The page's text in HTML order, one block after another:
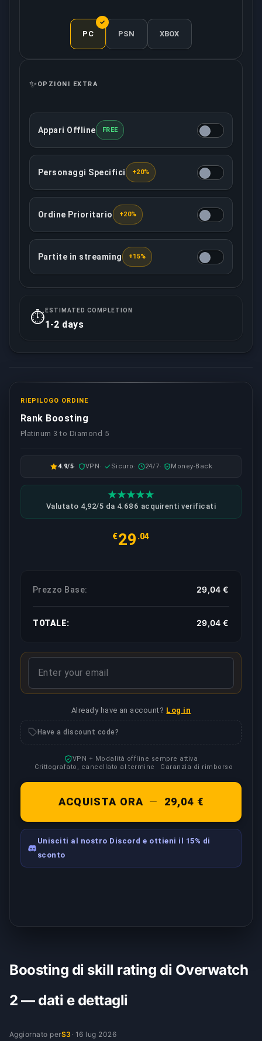
PC PSN XBOX
✨ OPZIONI EXTRA
Questa opzione renderà il tuo account offline
Appari Offline FREE
Puoi determinare con quali personaggi giocherà
Personaggi Specifici +20%
Questa opzione garantisce che il tuo ordine
Ordine Prioritario +20%
Il booster assegnato registrerà/trasmetterà in
Partite in streaming +15%
⏱️ ESTIMATED COMPLETION
1-2 days
RIEPILOGO ORDINE
Rank Boosting
Platinum 3 to Diamond 5
4.9/5 VPN Sicuro 24/7 Money-Back
Valutato 4,92/5 da 4.686 acquirenti verificati
€29 .04
Prezzo Base: 29,04 €
TOTALE: 29,04 €
Already have an account? Log in
Have a discount code?
VPN + Modalità offline sempre attiva
Crittografato, cancellato al termine
Garanzia di rimborso
ACQUISTA ORA — 29,04 €
Unisciti al nostro Discord e ottieni il 15% di
sconto
Boosting di skill rating di Overwatch
2 — dati e dettagli
Aggiornato perS3 · 16 lug 2026